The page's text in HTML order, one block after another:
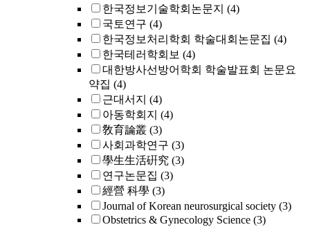
한국정보기술학회논문지 (4)
국토연구 (4)
한국정보처리학회 학술대회논문집 (4)
한국테러학회보 (4)
대한방사선방어학회 학술발표회 논문요
약집 (4)
근대서지 (4)
아동학회지 (4)
敎育論叢 (3)
사회과학연구 (3)
學生生活硏究 (3)
연구논문집 (3)
經營 科學 (3)
Journal of Korean neurosurgical society (3)
Obstetrics & Gynecology Science (3)